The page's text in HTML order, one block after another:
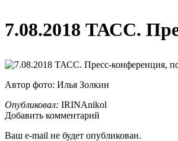
7.08.2018 ТАСС.
Автор фото: Илья Золкин
Опубликовал: IRINAnikol
Добавить комментарий
Ваш e-mail не будет опубликован.